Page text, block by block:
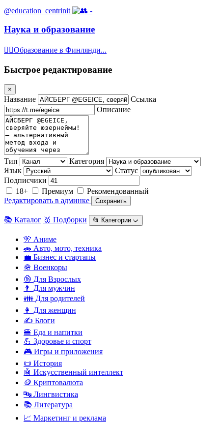
@education_centrinit -
Наука и образование
Образование в Финлянди...
Быстрое редактирование
×
Название
Ссылка
Описание
Тип
Категория
Язык
Статус
Подписчики
18+
Премиум
Рекомендованный
Редактировать в админке
Сохранить
📚 Каталог 🥇 Подборки 📂 Категории ᨆ
🎌 Аниме
🚗 Авто, мото, техника
💼 Бизнес и стартапы
🪖 Военкоры
🔞 Для Взрослых
👨 Для мужчин
👪 Для родителей
👩 Для женщин
✍️ Блоги
🍔 Еда и напитки
💪 Здоровье и спорт
🎮 Игры и приложения
📜 История
🤖 Искусственный интеллект
🪙 Криптовалюта
🔤 Лингвистика
📚 Литература
📈 Маркетинг и реклама